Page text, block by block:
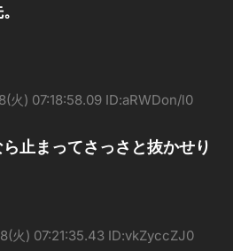
火) 07:18:58.09 ID:aRWDon/l0
止まってさっさと抜かせり
火) 07:21:35.43 ID:vkZyccZJ0